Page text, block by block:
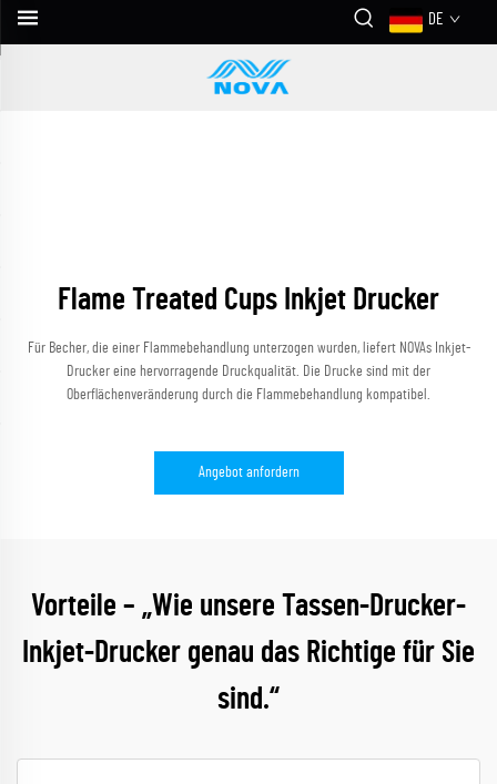
DE
Flame Treated Cups Inkjet Drucker
Für Becher, die einer Flammebehandlung unterzogen wurden, liefert NOVAs Inkjet-
Drucker eine hervorragende Druckqualität. Die Drucke sind mit der
Oberflächenveränderung durch die Flammebehandlung kompatibel.
Angebot anfordern
Vorteile – „Wie unsere Tassen-Drucker-
Inkjet-Drucker genau das Richtige für Sie
sind.“